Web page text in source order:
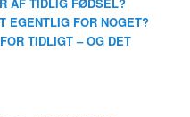
EGENTLIG FOR NOGET?
TIDLIGT – OG DET